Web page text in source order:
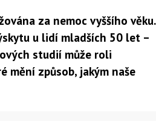
za nemoc vyššího věku.
u lidí mladších 50 let –
studií může roli
mění způsob, jakým naše